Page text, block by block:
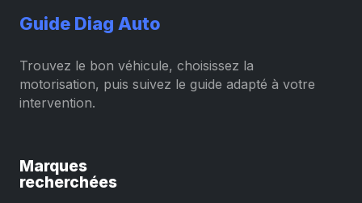
Guide Diag Auto
Trouvez le bon véhicule, choisissez la
motorisation, puis suivez le guide adapté à votre
intervention.
Marques
recherchées